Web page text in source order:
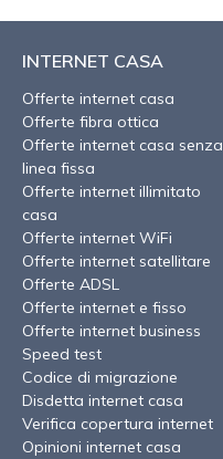
INTERNET CASA
Offerte internet casa
Offerte fibra ottica
Offerte internet casa senza
linea fissa
Offerte internet illimitato
casa
Offerte internet WiFi
Offerte internet satellitare
Offerte ADSL
Offerte internet e fisso
Offerte internet business
Speed test
Codice di migrazione
Disdetta internet casa
Verifica copertura internet
Opinioni internet casa